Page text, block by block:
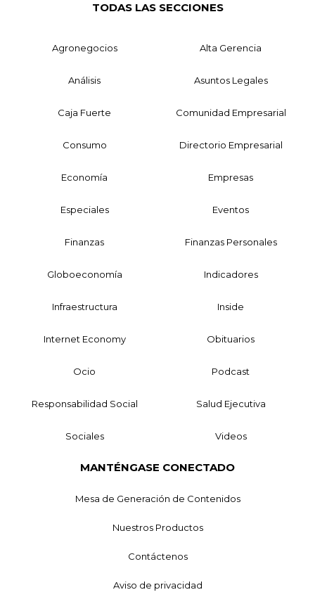
TODAS LAS SECCIONES
Agronegocios Alta Gerencia
Análisis Asuntos Legales
Caja Fuerte Comunidad Empresarial
Consumo Directorio Empresarial
Economía Empresas
Especiales Eventos
Finanzas Finanzas Personales
Globoeconomía Indicadores
Infraestructura Inside
Internet Economy Obituarios
Ocio Podcast
Responsabilidad Social Salud Ejecutiva
Sociales Videos
MANTÉNGASE CONECTADO
Mesa de Generación de Contenidos
Nuestros Productos
Contáctenos
Aviso de privacidad